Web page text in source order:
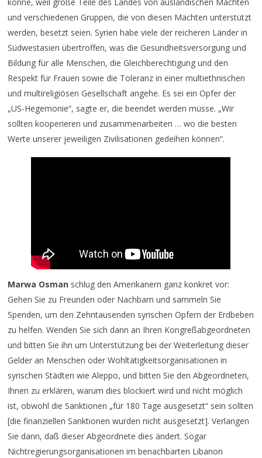
und verschiedenen Gruppen, die von diesen Mächten unterstützt
werden, besetzt seien. Syrien habe viele der reicheren Länder in
Südwestasien übertroffen, was die Gesundheitsversorgung und
Bildung für alle Menschen, die Gleichberechtigung und den
Respekt für Frauen sowie die Toleranz in einer multiethnischen
und multireligiösen Gesellschaft angehe. Es sei ein Opfer der
„US-Hegemonie“, sagte er, die beendet werden müsse. „Wir
sollten kooperieren und zusammenarbeiten … wo die besten
Werte unserer jeweiligen Zivilisationen gedeihen können“.
Marwa Osman schlug den Amerikanern ganz konkret vor:
Gehen Sie zu Freunden oder Nachbarn und sammeln Sie
Spenden, um den Zehntausenden syrischen Opfern der Erdbeben
zu helfen. Wenden Sie sich dann an Ihren Kongreßabgeordneten
und bitten Sie ihn um Unterstützung bei der Weiterleitung dieser
Gelder an Menschen oder Wohltätigkeitsorganisationen in
syrischen Städten wie Aleppo, und bitten Sie den Abgeordneten,
Ihnen zu erklären, warum dies blockiert wird und nicht möglich
ist, obwohl die Sanktionen „für 180 Tage ausgesetzt“ sein sollten
[die finanziellen Sanktionen wurden nicht ausgesetzt]. Verlangen
Sie dann, daß dieser Abgeordnete dies ändert. Sogar
Nichtregierungsorganisationen im benachbarten Libanon